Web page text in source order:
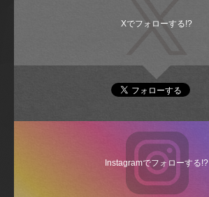
Xでフォローする!?
Instagramでフォローする!?